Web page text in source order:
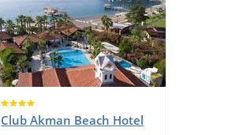
Club Akman Beach Hotel